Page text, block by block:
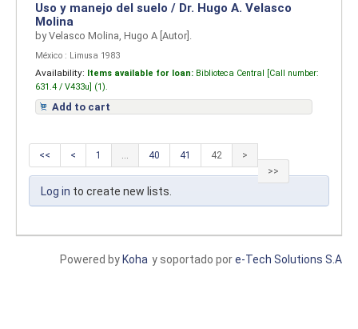
Uso y manejo del suelo / Dr. Hugo A. Velasco
Molina
by Velasco Molina, Hugo A [Autor] .
México : Limusa 1983
Availability: Items available for loan: Biblioteca Central [Call number:
631.4 / V433u] (1).
Add to cart
<< < 1 ... 40 41 42
>
>>
Log in to create new lists.
y soportado pore-Tech Solutions S.A
Powered by Koha